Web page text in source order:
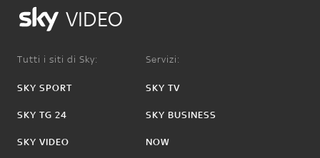
VIDEO
Tutti i siti di Sky:
SKY SPORT
SKY TG 24
SKY VIDEO
Servizi:
SKY TV
SKY BUSINESS
NOW